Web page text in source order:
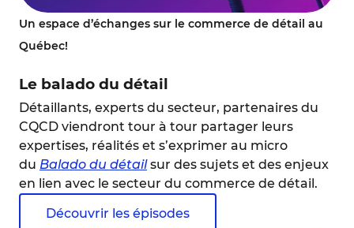
Un espace d’échanges sur le commerce de détail au
Québec!
Le balado du détail
Détaillants, experts du secteur, partenaires du
CQCD viendront tour à tour partager leurs
expertises, réalités et s’exprimer au micro
du Balado du détailsur des sujets et des enjeux
en lien avec le secteur du commerce de détail.
Découvrir les épisodes